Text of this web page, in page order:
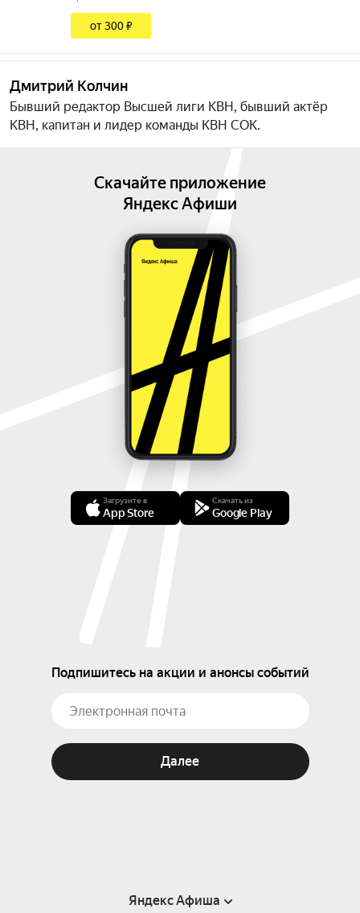
от 300 ₽
Дмитрий Колчин
Бывший редактор Высшей лиги КВН, бывший актёр
КВН, капитан и лидер команды КВН СОК.
Скачайте приложение
Яндекс Афиши
Загрузите в
App Store
Скачать из
Google Play
Подпишитесь на акции и анонсы событий
Далее
Яндекс Афиша